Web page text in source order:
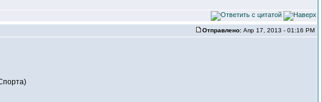
Отправлено: Апр 17, 2013 - 01:16 PM